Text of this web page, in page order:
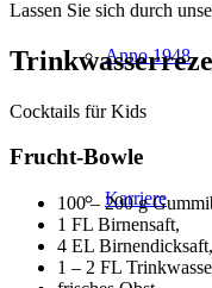
Anno 1948
Karriere
Lassen Sie sich durch
Cocktails für Kids
Frucht-Bowle
100 – 200 g
1 FL Birnensaft,
4 EL Birnendicksaft,
1 – 2 FL